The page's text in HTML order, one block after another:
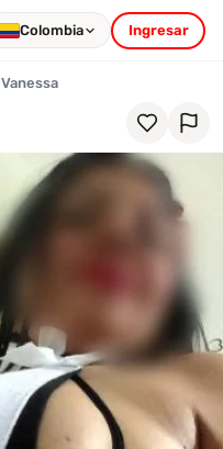
Colombia Ingresar
Vanessa